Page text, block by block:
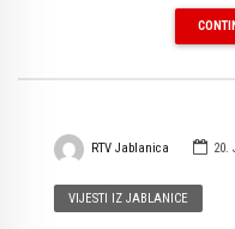
RTV Jablanica 20.
VIJESTI IZ JABLANICE